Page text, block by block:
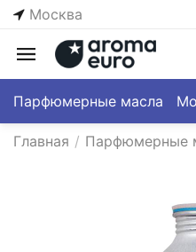
Москва
Парфюмерные масла
Главная / Парфюмерные